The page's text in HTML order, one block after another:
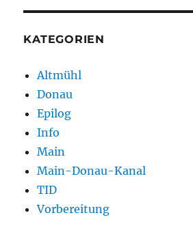
KATEGORIEN
Altmühl
Donau
Epilog
Info
Main
Main-Donau-Kanal
TID
Vorbereitung